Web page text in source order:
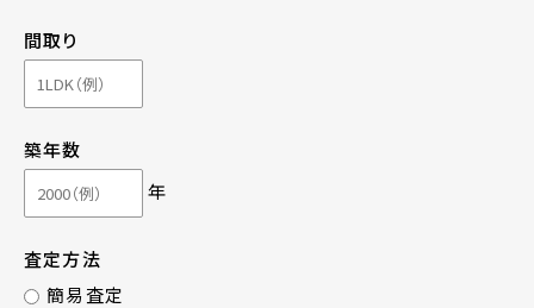
間取り
築年数
年
査定方法
簡易査定